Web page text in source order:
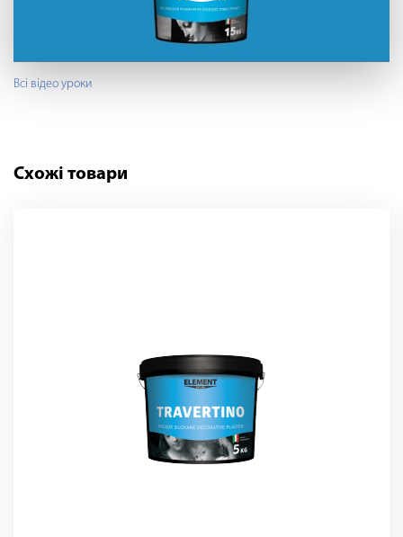
Всі відео уроки
Схожі товари